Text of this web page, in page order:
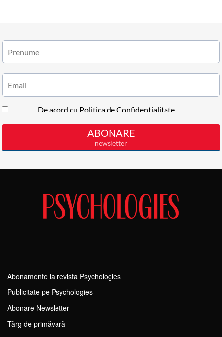
Abonamente la revista Psychologies
Publicitate pe Psychologies
Abonare Newsletter
Tărg de primăvară